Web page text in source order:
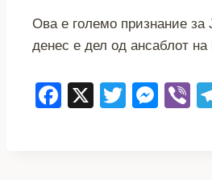
Ова е големо признание за
денес е дел од ансаблот на
F X T M